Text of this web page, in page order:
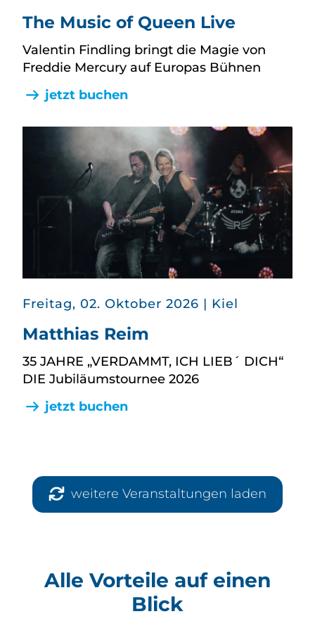
The Music of Queen Live
Valentin Findling bringt die Magie von
Freddie Mercury auf Europas Bühnen
jetzt buchen
Freitag, 02. Oktober 2026 | in
Kiel
Matthias Reim
35 JAHRE „VERDAMMT, ICH LIEB´ DICH“
DIE Jubiläumstournee 2026
jetzt buchen
weitere Veranstaltungen laden
Alle Vorteile auf einen
Blick